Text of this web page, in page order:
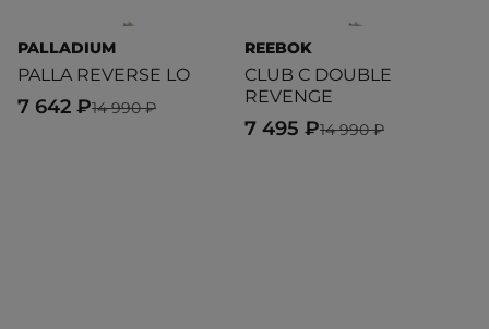
PALLADIUM
PALLA REVERSE LO
14 990 ₽
7 642 ₽
REEBOK
CLUB C DOUBLE
REVENGE
14 990 ₽
7 495 ₽